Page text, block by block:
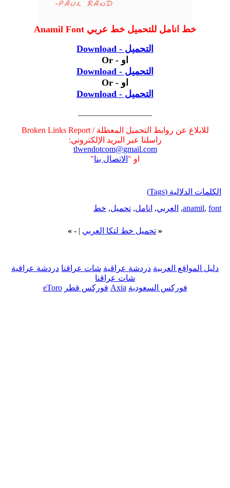
خط انامل للتحميل خط عربي Anamil Font
التحميل - Download
او - Or
التحميل - Download
او - Or
التحميل - Download
للابلاغ عن روابط التحميل المعطلة / Broken Links Report
راسلنا عبر البريد الإلكتروني:
tlwendotcom@gmail.com
او " الاتصال بنا"
الكلمات الدلالية (Tags)
anamil, font
, العربي, انامل, تحميل, خط
« تحميل خط لتكا العربي |
-
»
دليل المواقع العربية دردشة عراقية شات عراقنا دردشة عراقية
شات عراقنا
فوركس السعودية Axia فوركس قطر eToro